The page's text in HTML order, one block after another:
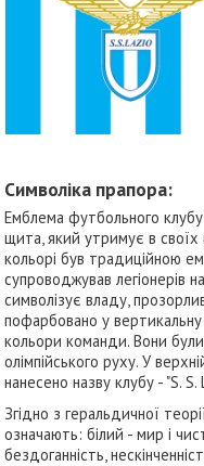
Символіка прапора:
Емблема футбольного
щита, який утримує в
кольорі був традиційною
супроводжував легіонерів
символізує владу,
пофарбовано у
кольори команди. Вони були
олімпійського руху. У
нанесено назву клубу - "S. S.
Згідно з геральдичної
означають: білий - мир і
бездоганність,